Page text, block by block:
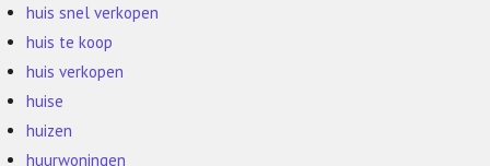
huis snel verkopen
huis te koop
huis verkopen
huise
huizen
huurwoningen